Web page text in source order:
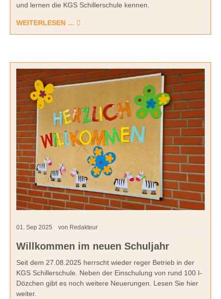
und lernen die KGS Schillerschule kennen.
WEITERLESEN …
01. Sep 2025 von Redakteur
Willkommen im neuen Schuljahr
Seit dem 27.08.2025 herrscht wieder reger Betrieb in der
KGS Schillerschule. Neben der Einschulung von rund 100 I-
Dözchen gibt es noch weitere Neuerungen. Lesen Sie hier
weiter.